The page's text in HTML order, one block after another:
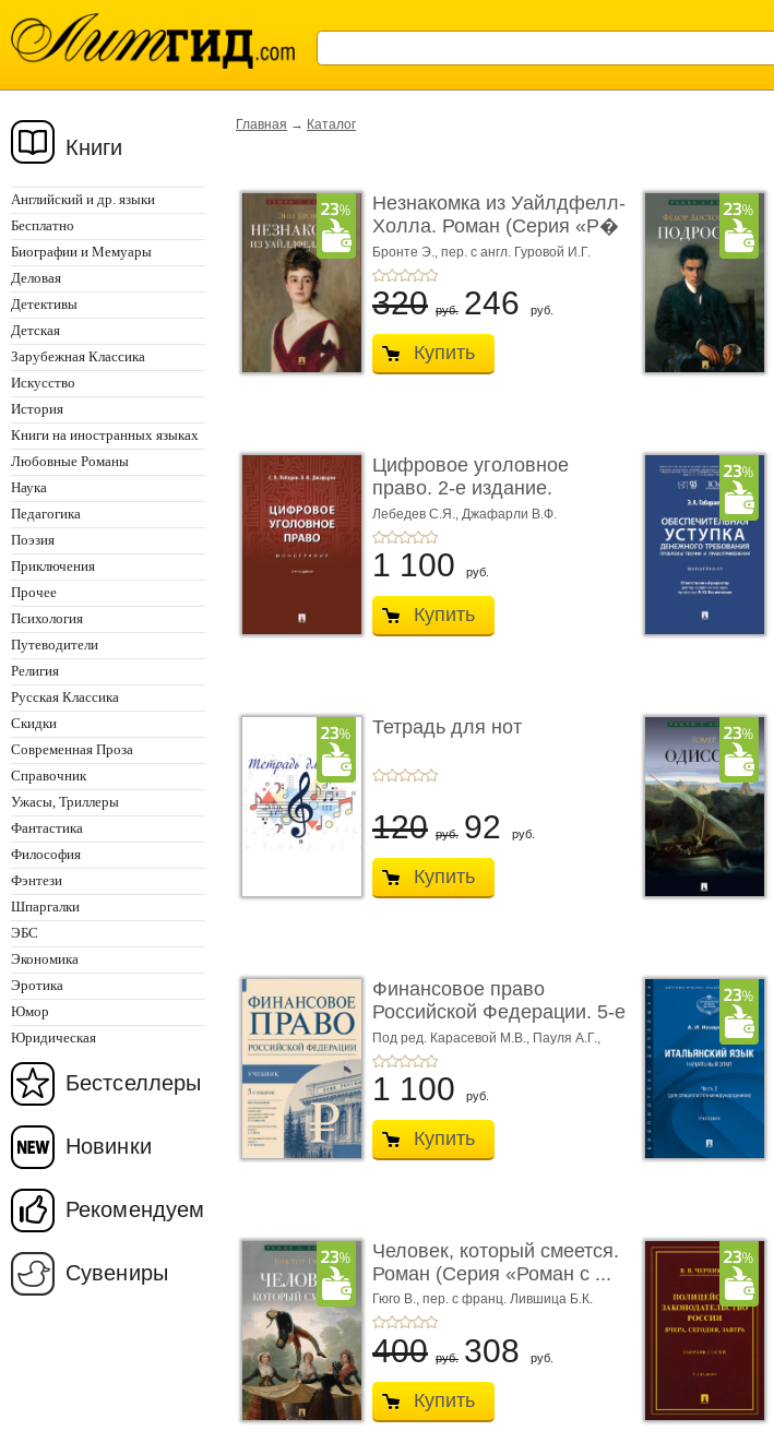
Книги
Английский и др. языки
Бесплатно
Биографии и Мемуары
Деловая
Детективы
Детская
Зарубежная Классика
Искусство
История
Книги на иностранных языках
Любовные Романы
Наука
Педагогика
Поэзия
Приключения
Прочее
Психология
Путеводители
Религия
Русская Классика
Скидки
Современная Проза
Справочник
Ужасы, Триллеры
Фантастика
Философия
Фэнтези
Шпаргалки
ЭБС
Экономика
Эротика
Юмор
Юридическая
Бестселлеры
Новинки
Рекомендуем
Сувениры
Главная → Каталог
Незнакомка из Уайлдфелл-
Холла. Роман (Серия «Р�
...
Бронте Э., пер. с англ. Гуровой И.Г.
320 руб. 246 руб.
Купить
Цифровое уголовное
право. 2-е издание.
Монограф ...
Лебедев С.Я., Джафарли В.Ф.
1 100 руб.
Купить
Тетрадь для нот
120 руб. 92 руб.
Купить
Финансовое право
Российской Федерации. 5-е
изд� ...
Под ред. Карасевой М.В., Пауля А.Г.,
Красюкова А.В.
1 100 руб.
Купить
Человек, который смеется.
Роман (Серия «Роман с ...
Гюго В., пер. с франц. Лившица Б.К.
400 руб. 308 руб.
Купить